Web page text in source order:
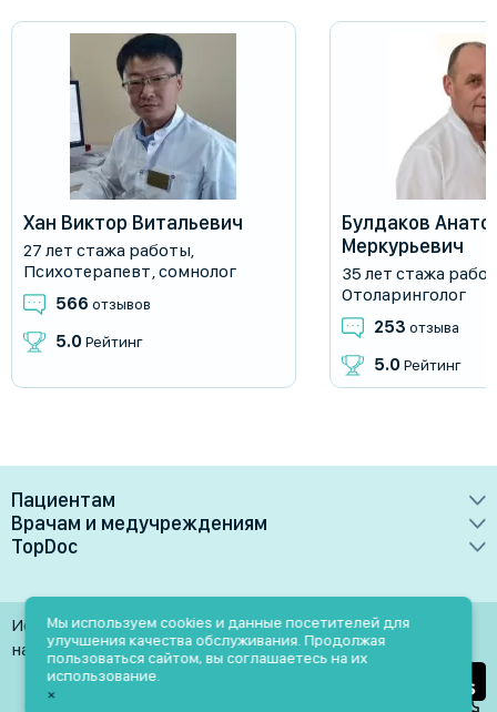
Хан Виктор Витальевич
27 лет стажа работы,
Психотерапевт,сомнолог
566 отзывов
5.0 Рейтинг
Булдаков
Меркурьевич
35 лет стажа
Отоларинголог
253 отзыва
5.0 Рейтинг
Пациентам
Врачи
Клиники
Лаборатории
Услуги
Блог
Врачам и медучреждениям
Преимущества
Медучреждениям
Врачам
TopDoc
Контакты
Помощь
Использование материалов разрешено только при
наличии активной ссылки на источник
Мы используем cookies и данные посетителей для
улучшения качества обслуживания. Продолжая
пользоваться сайтом, вы соглашаетесь на их
использование.
×